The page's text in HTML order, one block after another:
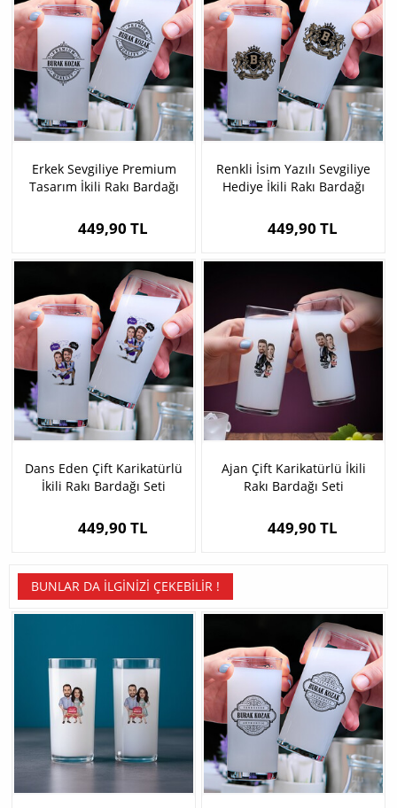
Erkek Sevgiliye Premium
Tasarım İkili Rakı Bardağı
449,90 TL
Renkli İsim Yazılı Sevgiliye
Hediye İkili Rakı Bardağı
449,90 TL
Dans Eden Çift Karikatürlü
İkili Rakı Bardağı Seti
449,90 TL
Ajan Çift Karikatürlü İkili
Rakı Bardağı Seti
449,90 TL
BUNLAR DA İLGINIZI ÇEKEBILIR !